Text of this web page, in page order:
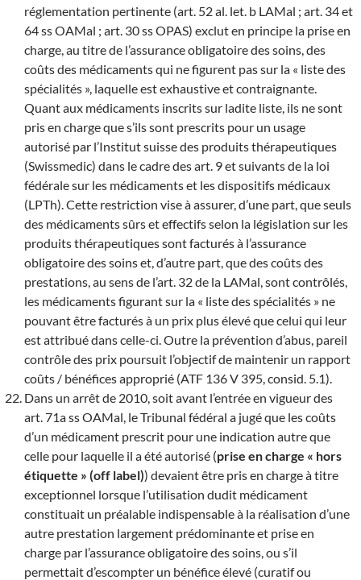
réglementation pertinente (art. 52 al. let. b LAMal ; art. 34 et
64 ss OAMal ; art. 30 ss OPAS) exclut en principe la prise en
charge, au titre de l’assurance obligatoire des soins, des
coûts des médicaments qui ne figurent pas sur la « liste des
spécialités », laquelle est exhaustive et contraignante.
Quant aux médicaments inscrits sur ladite liste, ils ne sont
pris en charge que s’ils sont prescrits pour un usage
autorisé par l’Institut suisse des produits thérapeutiques
(Swissmedic) dans le cadre des art. 9 et suivants de la loi
fédérale sur les médicaments et les dispositifs médicaux
(LPTh). Cette restriction vise à assurer, d’une part, que seuls
des médicaments sûrs et effectifs selon la législation sur les
produits thérapeutiques sont facturés à l’assurance
obligatoire des soins et, d’autre part, que des coûts des
prestations, au sens de l’art. 32 de la LAMal, sont contrôlés,
les médicaments figurant sur la « liste des spécialités » ne
pouvant être facturés à un prix plus élevé que celui qui leur
est attribué dans celle-ci. Outre la prévention d’abus, pareil
contrôle des prix poursuit l’objectif de maintenir un rapport
coûts / bénéfices approprié (ATF 136 V 395, consid. 5.1).
Dans un arrêt de 2010, soit avant l’entrée en vigueur des
art. 71a ss OAMal, le Tribunal fédéral a jugé que les coûts
d’un médicament prescrit pour une indication autre que
celle pour laquelle il a été autorisé (prise en charge « hors
étiquette » (off label)) devaient être pris en charge à titre
exceptionnel lorsque l’utilisation dudit médicament
constituait un préalable indispensable à la réalisation d’une
autre prestation largement prédominante et prise en
charge par l’assurance obligatoire des soins, ou s’il
permettait d’escompter un bénéfice élevé (curatif ou